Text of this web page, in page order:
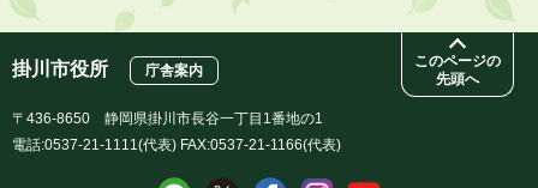
このページの
先頭へ
掛川市役所 庁舎案内
〒436-8650 静岡県掛川市長谷一丁目1番地の1
電話:0537-21-1111(代表) FAX:0537-21-1166(代表)